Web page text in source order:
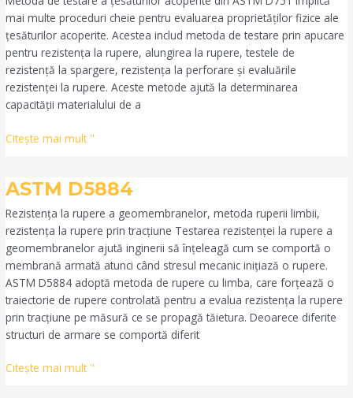
mai multe proceduri cheie pentru evaluarea proprietăților fizice ale
țesăturilor acoperite. Acestea includ metoda de testare prin apucare
pentru rezistența la rupere, alungirea la rupere, testele de
rezistență la spargere, rezistența la perforare și evaluările
rezistenței la rupere. Aceste metode ajută la determinarea
capacității materialului de a
Citeşte mai mult "
ASTM D5884
Rezistența la rupere a geomembranelor, metoda ruperii limbii,
rezistența la rupere prin tracțiune Testarea rezistenței la rupere a
geomembranelor ajută inginerii să înțeleagă cum se comportă o
membrană armată atunci când stresul mecanic inițiază o rupere.
ASTM D5884 adoptă metoda de rupere cu limba, care forțează o
traiectorie de rupere controlată pentru a evalua rezistența la rupere
prin tracțiune pe măsură ce se propagă tăietura. Deoarece diferite
structuri de armare se comportă diferit
ASTM
Citeşte mai mult "